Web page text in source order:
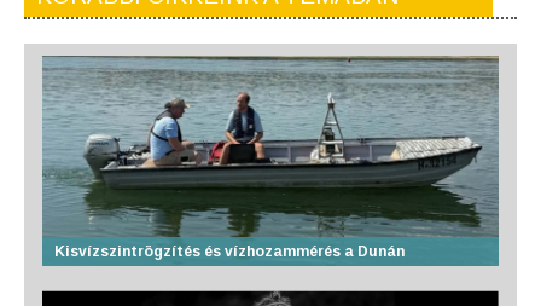
Kisvízszintrögzítés és vízhozammérés a Dunán